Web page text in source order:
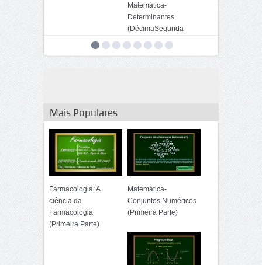
Matemática-
Determinantes
(DécimaSegunda
Parte)
Matemática- Intervalos
Reais (Quarta Parte)
Mais Populares
Farmacologia: A
ciência da
Farmacologia
(Primeira Parte)
Matemática-
Conjuntos Numéricos
(Primeira Parte)